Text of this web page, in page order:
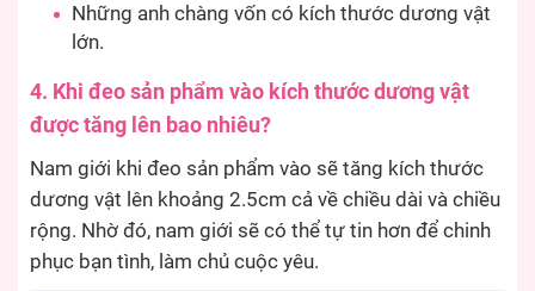
Những anh chàng vốn có kích thước dương vật
lớn.
4. Khi đeo sản phẩm vào kích thước dương vật
được tăng lên bao nhiêu?
Nam giới khi đeo sản phẩm vào sẽ tăng kích thước
dương vật lên khoảng 2.5cm cả về chiều dài và chiều
rộng. Nhờ đó, nam giới sẽ có thể tự tin hơn để chinh
phục bạn tình, làm chủ cuộc yêu.